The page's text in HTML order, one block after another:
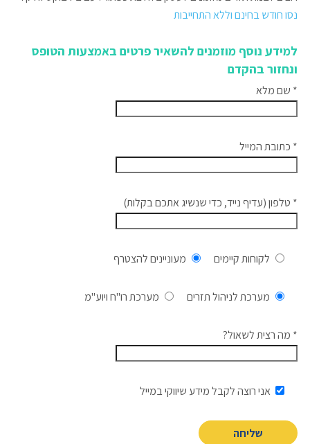
נסו חודש בחינם וללא התחייבות
למידע נוסף מוזמנים להשאיר פרטים באמצעות הטופס
ונחזור בהקדם
* שם מלא
* כתובת המייל
* טלפון (עדיף נייד, כדי שנשיג אתכם בקלות)
לקוחות קיימים מעוניינים להצטרף
מערכת לניהול תזרים מערכת רו''ח ויוע''מ
* מה רצית לשאול?
אני רוצה לקבל מידע שיווקי במייל